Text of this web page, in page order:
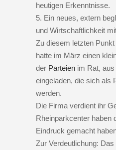
heutigen Erkenntnisse.
5. Ein neues, extern
und Wirtschaftlichkeit
Zu diesem letzten
hatte im März einen
der Parteien im Rat,
eingeladen, die sich als
werden.
Die Firma verdient ihr
Rheinparkcenter haben
Eindruck gemacht
Zur Verdeutlichung: